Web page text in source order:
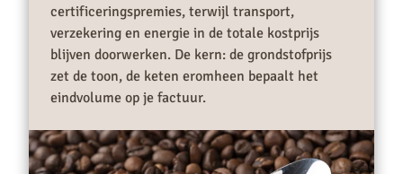
certificeringspremies, terwijl transport,
verzekering en energie in de totale kostprijs
blijven doorwerken. De kern: de grondstofprijs
zet de toon, de keten eromheen bepaalt het
eindvolume op je factuur.